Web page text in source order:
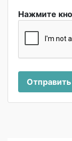
Нажмите
Отправить